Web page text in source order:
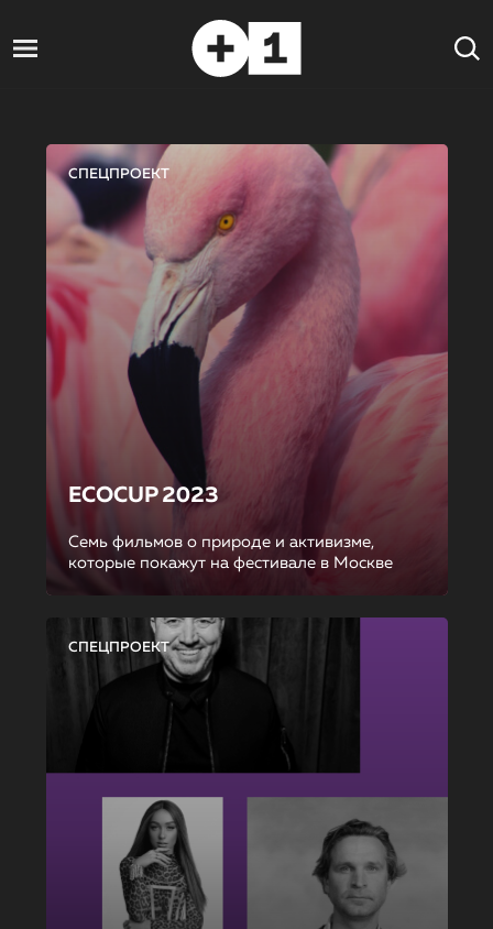
СПЕЦПРОЕКТ
ECOCUP 2023
Семь фильмов о природе и активизме,
которые покажут на фестивале в Москве
СПЕЦПРОЕКТ